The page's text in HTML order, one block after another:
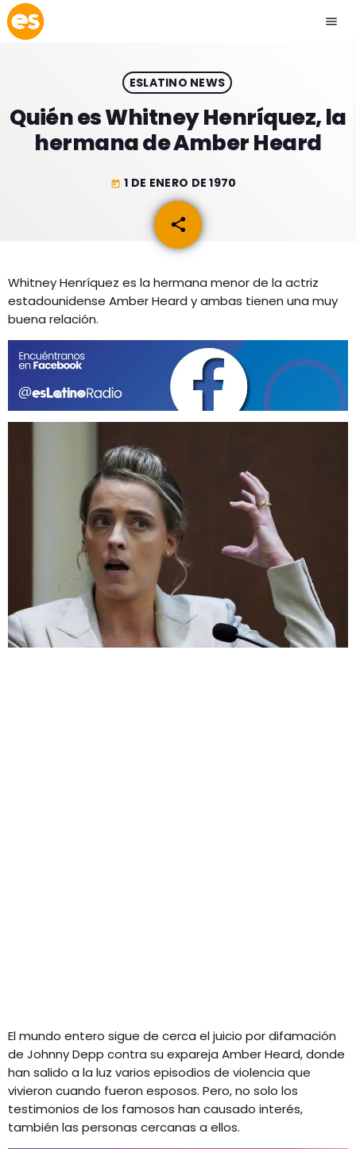
menu
play_arrow EMISIÓN LA PAZ
play_arrow EMISIÓN COCHABAMBA
ACTUALIDAD
GEEKERS
MÚSICA
ENTRETENIMIENTO
LOS + TOP
PROGRAMACIÓN
INICIO
RADIO SPLENDID
ESLATINO NEWS
Quién es Whitney Henríquez, la
hermana de Amber Heard
today 1 DE ENERO DE 1970
share
email
Whitney Henríquez es la hermana menor de la actriz
estadounidense Amber Heard y ambas tienen una muy
buena relación.
El mundo entero sigue de cerca el juicio por difamación
de Johnny Depp contra su expareja Amber Heard, donde
han salido a la luz varios episodios de violencia que
vivieron cuando fueron esposos. Pero, no solo los
testimonios de los famosos han causado interés,
también las personas cercanas a ellos.